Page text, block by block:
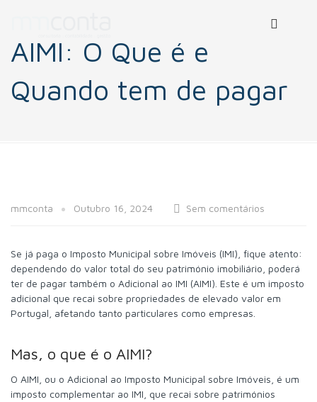
AIMI: O Que é e
Quando tem de pagar
mmconta Outubro 16, 2024 Sem comentários
Se já paga o Imposto Municipal sobre Imóveis (IMI), fique atento:
dependendo do valor total do seu património imobiliário, poderá
ter de pagar também o Adicional ao IMI (AIMI). Este é um imposto
adicional que recai sobre propriedades de elevado valor em
Portugal, afetando tanto particulares como empresas.
Mas, o que é o AIMI?
O AIMI, ou o Adicional ao Imposto Municipal sobre Imóveis, é um
imposto complementar ao IMI, que recai sobre patrimónios